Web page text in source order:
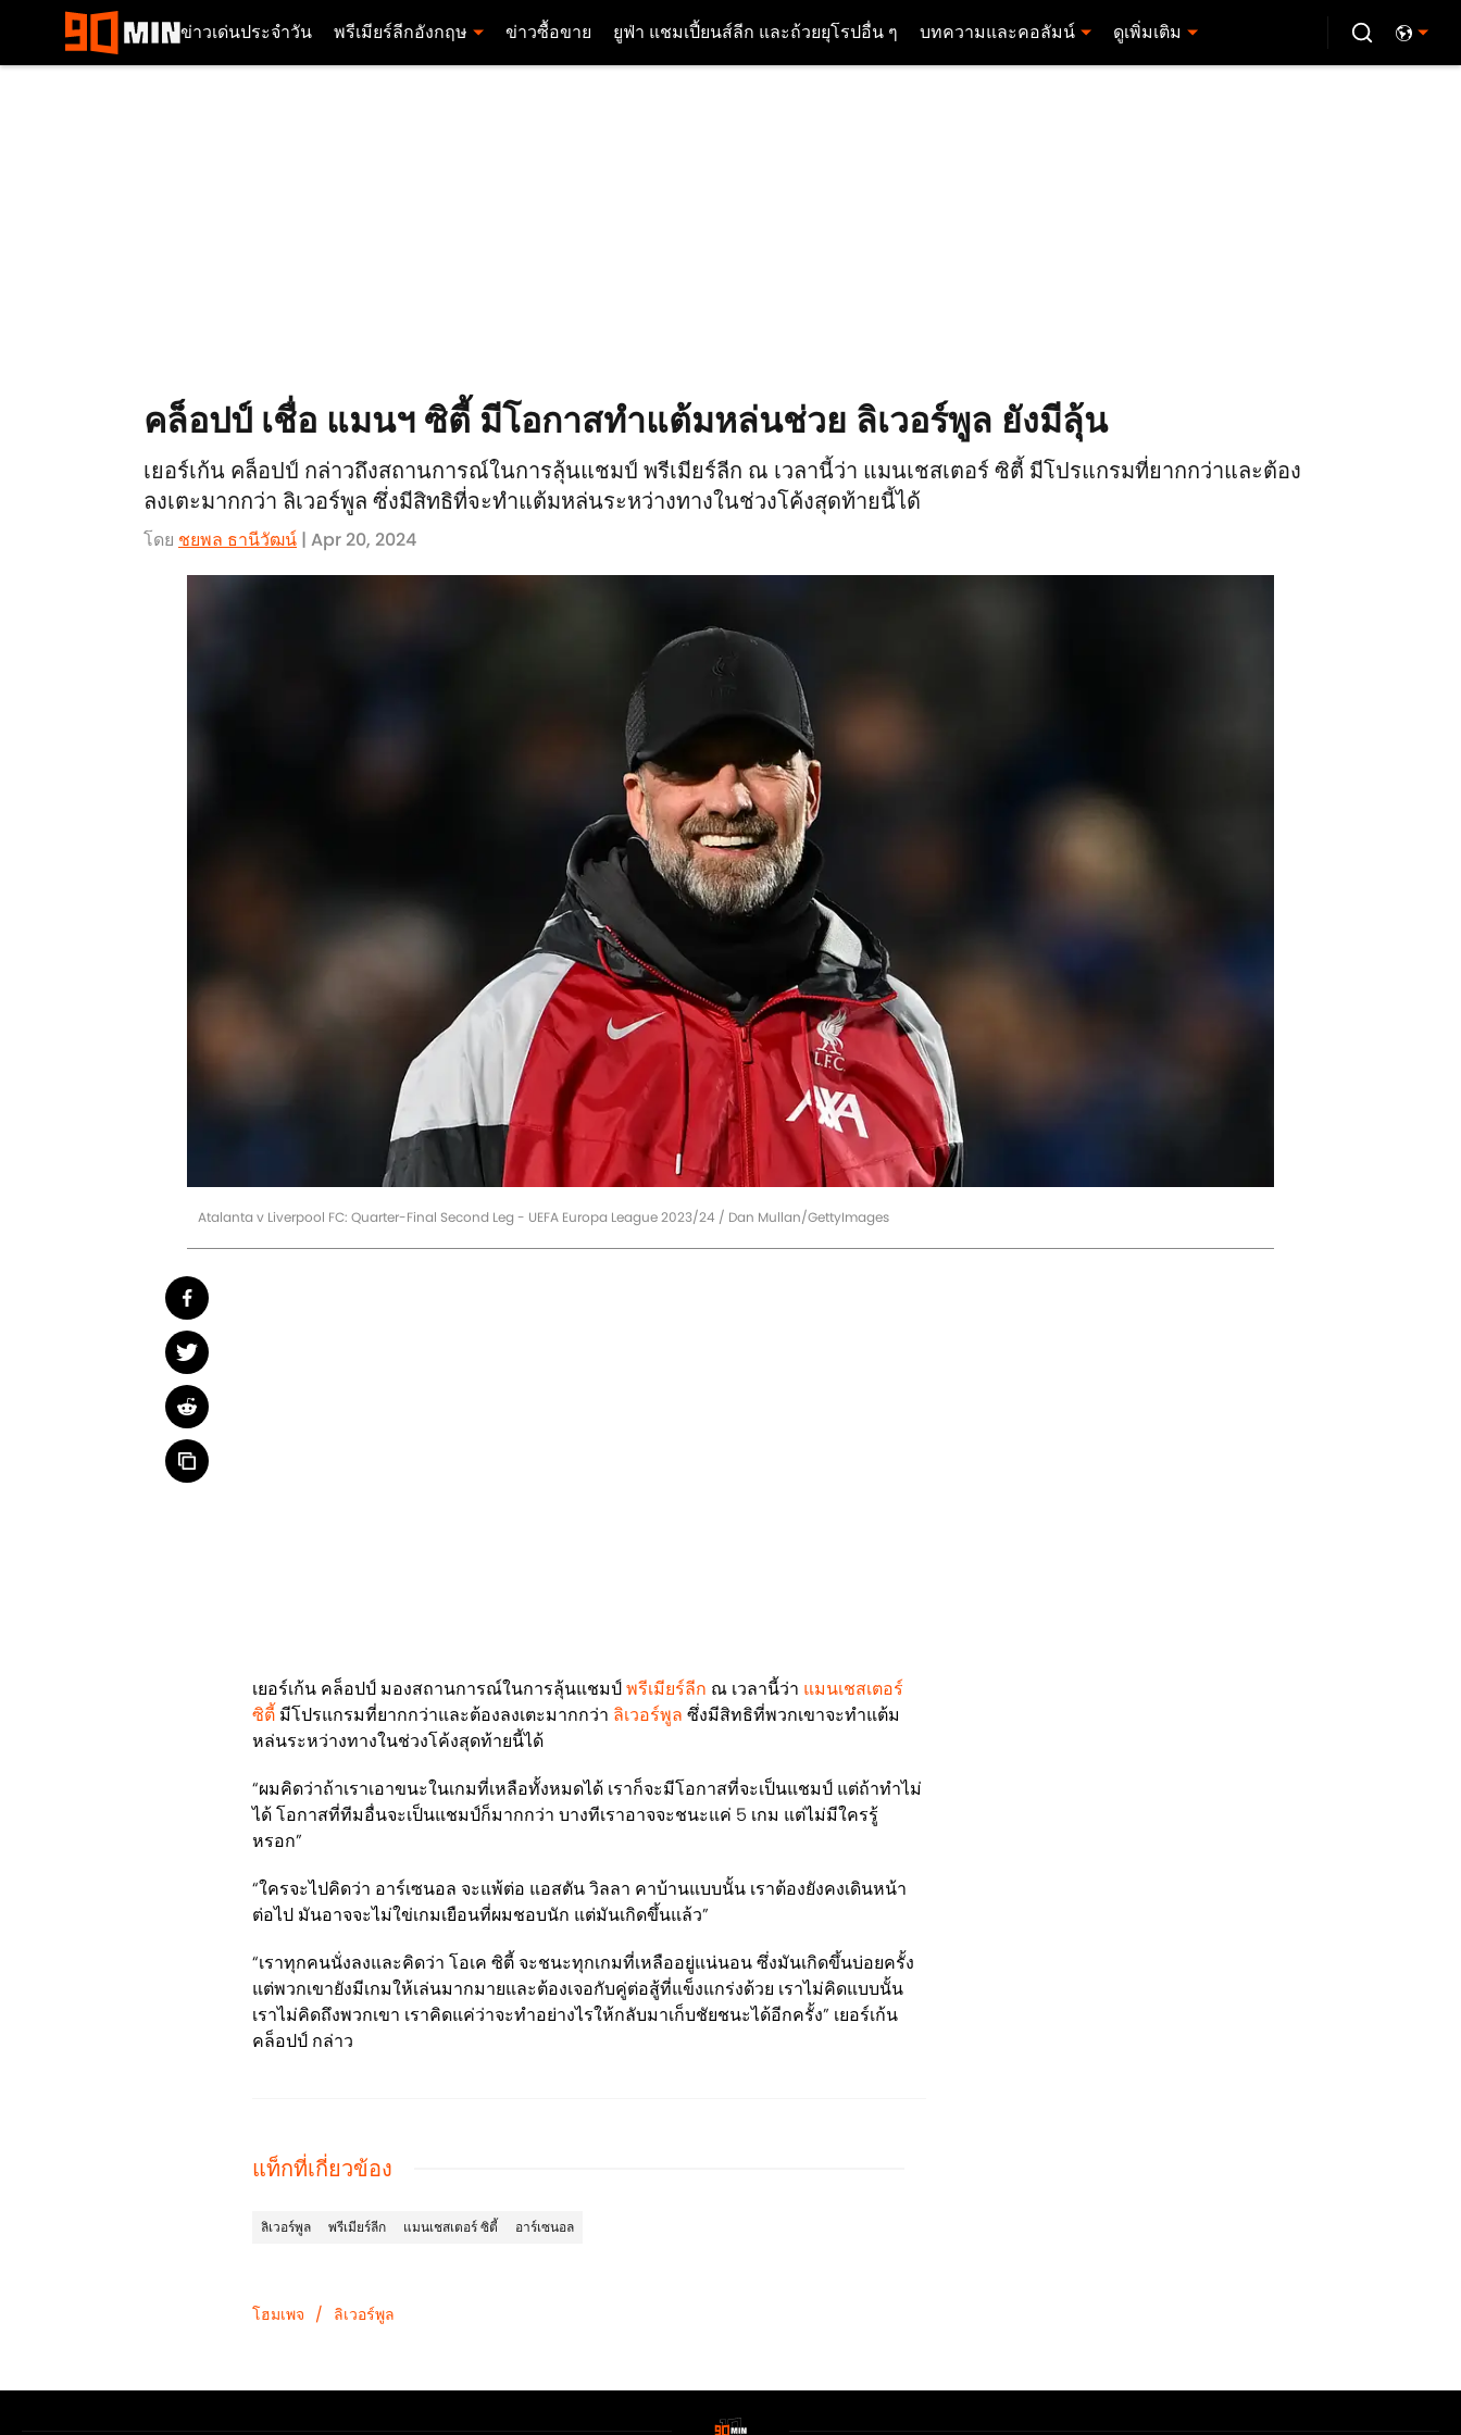
ข่าวเด่นประจำวัน พรีเมียร์ลีกอังกฤษ ข่าวซื้อขาย ยูฟ่า แชมเปี้ยนส์ลีก และถ้วยยุโรปอื่น ๆ บทความและคอลัมน์ ดูเพิ่มเติม
คล็อปป์ เชื่อ แมนฯ ซิตี้ มีโอกาสทำแต้มหล่นช่วย ลิเวอร์พูล ยังมีลุ้น
เยอร์เก้น คล็อปป์ กล่าวถึงสถานการณ์ในการลุ้นแชมป์ พรีเมียร์ลีก ณ เวลานี้ว่า แมนเชสเตอร์ ซิตี้ มีโปรแกรมที่ยากกว่าและต้อง
ลงเตะมากกว่า ลิเวอร์พูล ซึ่งมีสิทธิที่จะทำแต้มหล่นระหว่างทางในช่วงโค้งสุดท้ายนี้ได้
โดย ชยพล ธานีวัฒน์ | Apr 20, 2024
Atalanta v Liverpool FC: Quarter-Final Second Leg - UEFA Europa League 2023/24 / Dan Mullan/GettyImages
เยอร์เก้น คล็อปป์ มองสถานการณ์ในการลุ้นแชมป์พรีเมียร์ลีก ณ เวลานี้ว่า แมนเชสเตอร์
ซิตี้ มีโปรแกรมที่ยากกว่าและต้องลงเตะมากกว่า ลิเวอร์พูล ซึ่งมีสิทธิที่พวกเขาจะทำแต้ม
หล่นระหว่างทางในช่วงโค้งสุดท้ายนี้ได้
“ผมคิดว่าถ้าเราเอาขนะในเกมที่เหลือทั้งหมดได้ เราก็จะมีโอกาสที่จะเป็นแชมป์ แต่ถ้าทำไม่
ได้ โอกาสที่ทีมอื่นจะเป็นแชมป์ก็มากกว่า บางทีเราอาจจะชนะแค่ 5 เกม แต่ไม่มีใครรู้
หรอก”
“ใครจะไปคิดว่า อาร์เซนอล จะแพ้ต่อ แอสตัน วิลลา คาบ้านแบบนั้น เราต้องยังคงเดินหน้า
ต่อไป มันอาจจะไม่ใข่เกมเยือนที่ผมชอบนัก แต่มันเกิดขึ้นแล้ว”
“เราทุกคนนั่งลงและคิดว่า โอเค ซิตี้ จะชนะทุกเกมที่เหลืออยู่แน่นอน ซึ่งมันเกิดขึ้นบ่อยครั้ง
แต่พวกเขายังมีเกมให้เล่นมากมายและต้องเจอกับคู่ต่อสู้ที่แข็งแกร่งด้วย เราไม่คิดแบบนั้น
เราไม่คิดถึงพวกเขา เราคิดแค่ว่าจะทำอย่างไรให้กลับมาเก็บชัยชนะได้อีกครั้ง” เยอร์เก้น
คล็อปป์ กล่าว
แท็กที่เกี่ยวข้อง
ลิเวอร์พูล พรีเมียร์ลีก แมนเชสเตอร์ ซิตี้ อาร์เซนอล
โฮมเพจ / ลิเวอร์พูล